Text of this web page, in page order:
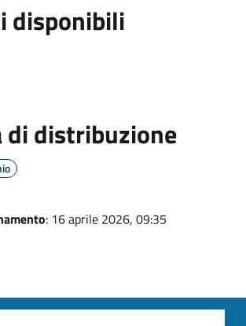
disponibili
di distribuzione
: 16 aprile 2026, 09:35